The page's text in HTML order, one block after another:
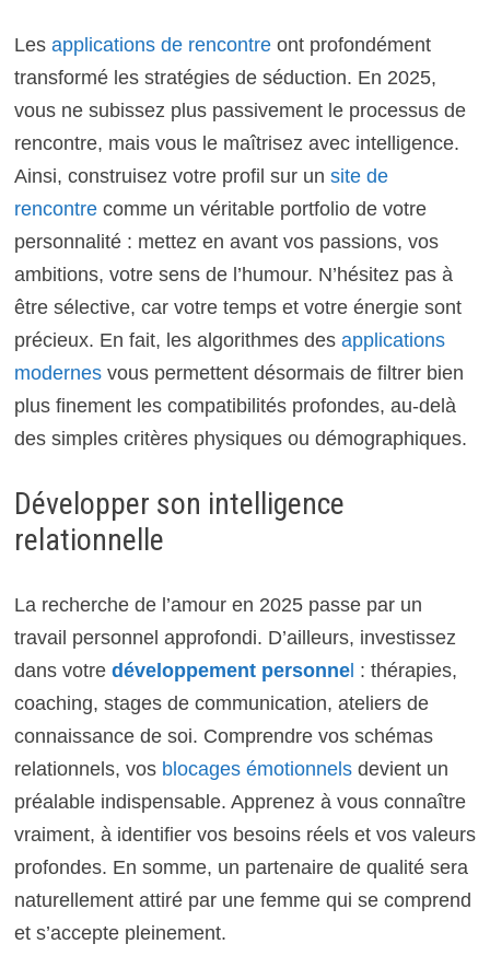
Les applications de rencontreont profondément
transformé les stratégies de séduction. En 2025,
vous ne subissez plus passivement le processus de
rencontre, mais vous le maîtrisez avec intelligence.
Ainsi, construisez votre profil sur un site de
rencontrecomme un véritable portfolio de votre
personnalité : mettez en avant vos passions, vos
ambitions, votre sens de l’humour. N’hésitez pas à
être sélective, car votre temps et votre énergie sont
précieux. En fait, les algorithmes des applications
modernesvous permettent désormais de filtrer bien
plus finement les compatibilités profondes, au-delà
des simples critères physiques ou démographiques.
Développer son intelligence
relationnelle
La recherche de l’amour en 2025 passe par un
travail personnel approfondi. D’ailleurs, investissez
dans votre développement personnel : thérapies,
coaching, stages de communication, ateliers de
connaissance de soi. Comprendre vos schémas
relationnels, vos blocages émotionnelsdevient un
préalable indispensable. Apprenez à vous connaître
vraiment, à identifier vos besoins réels et vos valeurs
profondes. En somme, un partenaire de qualité sera
naturellement attiré par une femme qui se comprend
et s’accepte pleinement.